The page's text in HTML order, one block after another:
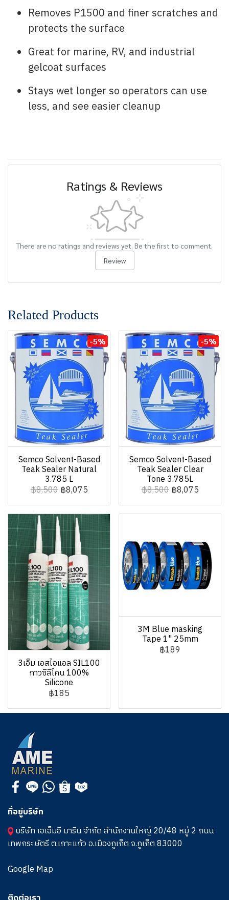
Removes P1500 and finer scratches and
protects the surface
Great for marine, RV, and industrial
gelcoat surfaces
Stays wet longer so operators can use
less, and see easier cleanup
Ratings & Reviews
There are no ratings and reviews yet. Be the first to comment.
Review
Related Products
-5%
Semco Solvent-Based
Teak Sealer Natural
3.785 L
฿8,500 ฿8,075
-5%
Semco Solvent-Based
Teak Sealer Clear
Tone 3.785L
฿8,500 ฿8,075
3เอ็ม เอสไอแอล SIL100
กาวซิลิโคน 100%
Silicone
฿185
3M Blue masking
Tape 1" 25mm
฿189
ที่อยู่บริษัท
บริษัท เอเอ็มอี มารีน จำกัด สำนักงานใหญ่ 20/48 หมู่ 2 ถนน
เทพกระษัตรี ต.เกาะแก้ว อ.เมืองภูเก็ต จ.ภูเก็ต 83000
Google Map